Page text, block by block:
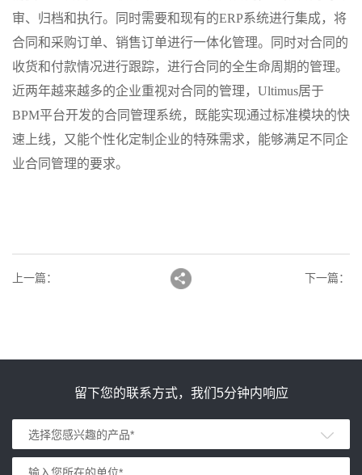
审、归档和执行。同时需要和现有的ERP系统进行集成，将
合同和采购订单、销售订单进行一体化管理。同时对合同的
收货和付款情况进行跟踪，进行合同的全生命周期的管理。
近两年越来越多的企业重视对合同的管理，Ultimus居于
BPM平台开发的合同管理系统，既能实现通过标准模块的快
速上线，又能个性化定制企业的特殊需求，能够满足不同企
业合同管理的要求。
上一篇 ： 下一篇 ：
留下您的联系方式，我们5分钟内响应